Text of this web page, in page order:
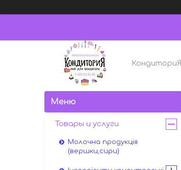
КондиториЯ
Товары и услуги
Молочна продукція
(вершки,сири)